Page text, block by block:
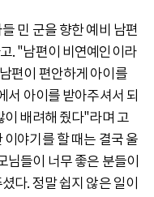
민 군을 향한 예비 남편
. "남편이 비연예인이라
편이 편안하게 아이를
서 아이를 받아주셔서 되
이 배려해 줬다"라며 고
야기를 할 때는 결국 울
들이 너무 좋은 분들이
다. 정말 쉽지 않은 일이